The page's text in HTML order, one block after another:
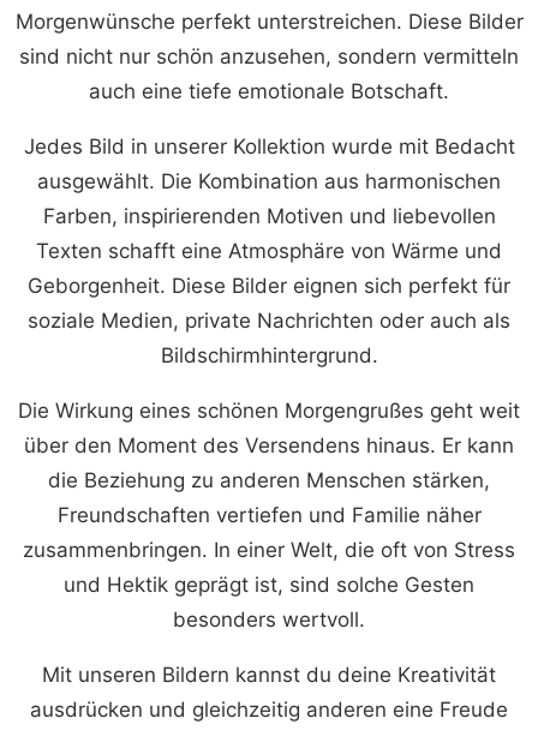
Morgenwünsche perfekt unterstreichen. Diese Bilder
sind nicht nur schön anzusehen, sondern vermitteln
auch eine tiefe emotionale Botschaft.
Jedes Bild in unserer Kollektion wurde mit Bedacht
ausgewählt. Die Kombination aus harmonischen
Farben, inspirierenden Motiven und liebevollen
Texten schafft eine Atmosphäre von Wärme und
Geborgenheit. Diese Bilder eignen sich perfekt für
soziale Medien, private Nachrichten oder auch als
Bildschirmhintergrund.
Die Wirkung eines schönen Morgengrußes geht weit
über den Moment des Versendens hinaus. Er kann
die Beziehung zu anderen Menschen stärken,
Freundschaften vertiefen und Familie näher
zusammenbringen. In einer Welt, die oft von Stress
und Hektik geprägt ist, sind solche Gesten
besonders wertvoll.
Mit unseren Bildern kannst du deine Kreativität
ausdrücken und gleichzeitig anderen eine Freude